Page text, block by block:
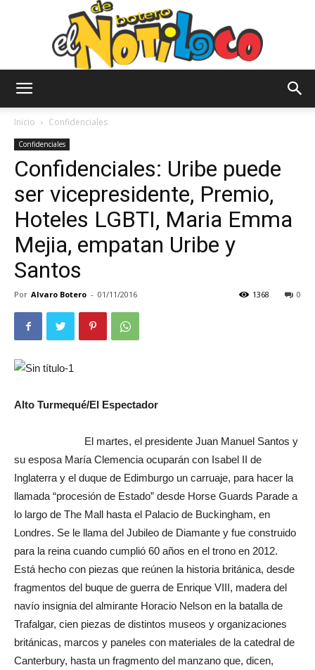
Notiloco
de
Inicio Confidenciales
Confidenciales
Confidenciales: Uribe puede
ser vicepresidente, Premio,
Hoteles LGBTI, Maria Emma
Mejia, empatan Uribe y
Santos
Por Alvaro Botero - 01/11/2016 0
1368
Alto Turmequé/El Espectador
El martes, el presidente Juan Manuel Santos y
su esposa María Clemencia ocuparán con Isabel II de
Inglaterra y el duque de Edimburgo un carruaje, para hacer la
llamada “procesión de Estado” desde Horse Guards Parade a
lo largo de The Mall hasta el Palacio de Buckingham, en
Londres. Se le llama del Jubileo de Diamante y fue construido
para la reina cuando cumplió 60 años en el trono en 2012.
Está hecho con piezas que reúnen la historia británica, desde
fragmentos del buque de guerra de Enrique VIII, madera del
navío insignia del almirante Horacio Nelson en la batalla de
Trafalgar, cien piezas de distintos museos y organizaciones
británicas, marcos y paneles con materiales de la catedral de
Canterbury, hasta un fragmento del manzano que, dicen,